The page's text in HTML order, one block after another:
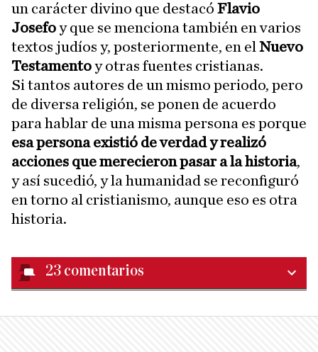
un carácter divino que destacó Flavio
Josefoy que se menciona también en varios
textos judíos y, posteriormente, en el Nuevo
Testamentoy otras fuentes cristianas.
Si tantos autores de un mismo periodo, pero
de diversa religión, se ponen de acuerdo
para hablar de una misma persona es porque
esa persona existió de verdad y realizó
acciones que merecieron pasar a la historia,
y así sucedió, y la humanidad se reconfiguró
en torno al cristianismo, aunque eso es otra
historia.
23 comentarios